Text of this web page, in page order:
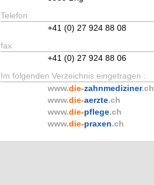
Telefon
+41 (0) 27 924 88 08
fax
+41 (0) 27 924 88 06
Im folgenden Verzeichnis eingetragen :
www.die-zahnmediziner.ch
www.die-aerzte.ch
www.die-pflege.ch
www.die-praxen.ch